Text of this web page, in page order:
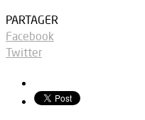
PARTAGER
Facebook
Twitter